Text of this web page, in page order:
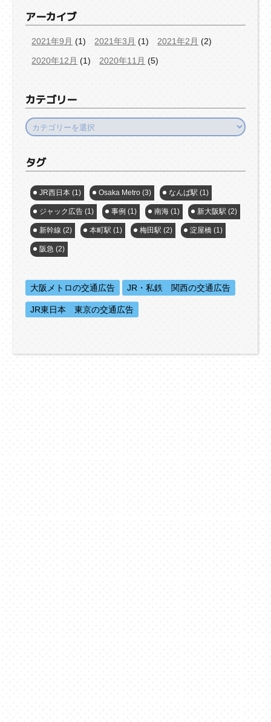
アーカイブ
2021年9月 (1) 2021年3月 (1) 2021年2月 (2)
2020年12月 (1) 2020年11月 (5)
カテゴリー
カ
テ
リ
タグ
JR西日本 (1) Osaka Metro (3) なんば駅 (1)
ジャック広告 (1) 事例 (1) 南海 (1) 新大阪駅 (2)
新幹線 (2) 本町駅 (1) 梅田駅 (2) 淀屋橋 (1)
阪急 (2)
大阪メトロの交通広告 JR・私鉄 関西の交通広告
JR東日本 東京の交通広告